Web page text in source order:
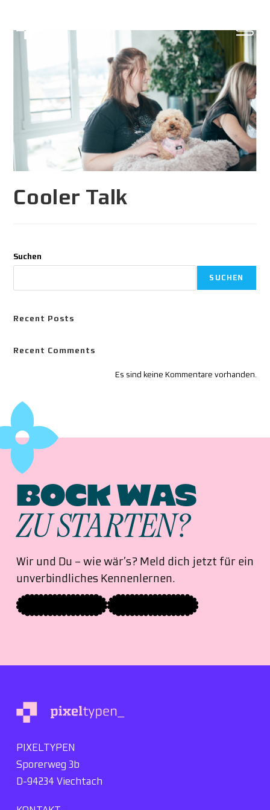
Cooler Talk
Suchen
SUCHEN
Recent Posts
Recent Comments
Es sind keine Kommentare vorhanden.
BOCK WAS
ZU STARTEN?
Wir und Du – wie wär’s? Meld dich jetzt für ein
unverbindliches Kennenlernen.
PIXELTYPEN
Sporerweg 3b
D-94234 Viechtach